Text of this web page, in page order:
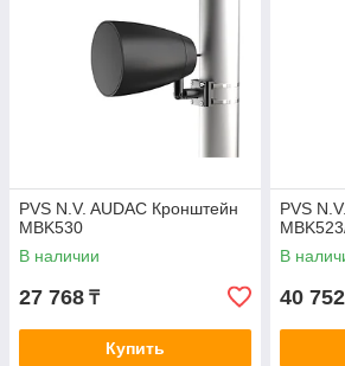
PVS N.V. AUDAC Кронштейн
MBK530
В наличии
27 768 ₸
Купить
PVS
В
40 752